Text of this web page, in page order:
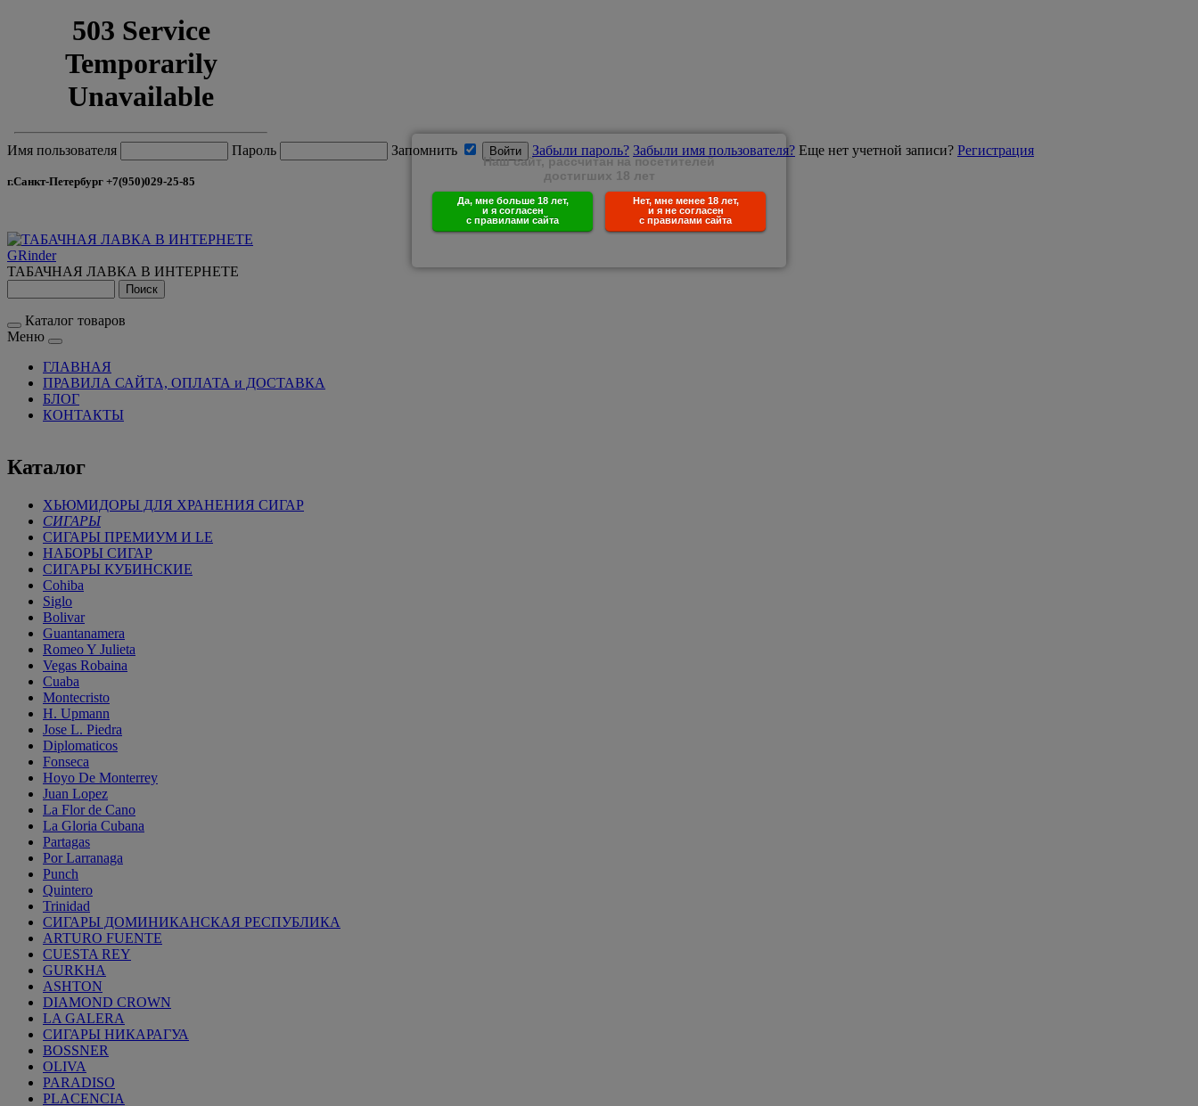
Наш сайт, рассчитан на посетителей
достигших 18 лет
Да, мне больше 18 лет,
и я согласен
с правилами сайта
Нет, мне менее 18 лет,
и я не согласен
с правилами сайта
Имя пользователя Пароль Запомнить Забыли пароль? Забыли имя пользователя? Еще нет учетной записи? Регистрация
г.Санкт-Петербург +7(950)029-25-85
GRinder
ТАБАЧНАЯ ЛАВКА В ИНТЕРНЕТЕ
Каталог товаров
Меню
ГЛАВНАЯ
ПРАВИЛА САЙТА, ОПЛАТА и ДОСТАВКА
БЛОГ
КОНТАКТЫ
Каталог
ХЬЮМИДОРЫ ДЛЯ ХРАНЕНИЯ СИГАР
СИГАРЫ
СИГАРЫ ПРЕМИУМ И LE
НАБОРЫ СИГАР
СИГАРЫ КУБИНСКИЕ
Cohiba
Siglo
Bolivar
Guantanamera
Romeo Y Julieta
Vegas Robaina
Cuaba
Montecristo
H. Upmann
Jose L. Piedra
Diplomaticos
Fonseca
Hoyo De Monterrey
Juan Lopez
La Flor de Cano
La Gloria Cubana
Partagas
Por Larranaga
Punch
Quintero
Trinidad
СИГАРЫ ДОМИНИКАНСКАЯ РЕСПУБЛИКА
ARTURO FUENTE
CUESTA REY
GURKHA
ASHTON
DIAMOND CROWN
LA GALERA
СИГАРЫ НИКАРАГУА
BOSSNER
OLIVA
PARADISO
PLACENCIA